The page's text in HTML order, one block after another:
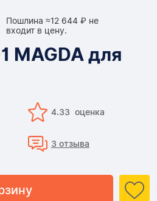
Пошлина ≈12 644 ₽ не
входит в цену.
MAGDA для
4.33 оценка
3 отзыва